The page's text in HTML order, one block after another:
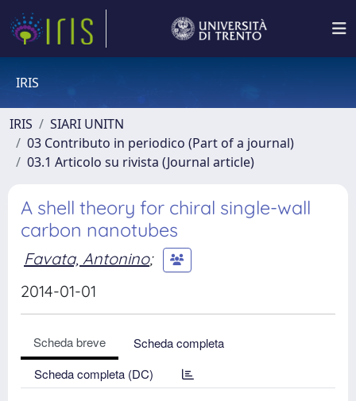
IRIS
IRIS
SIARI UNITN
03 Contributo in periodico (Part of a journal)
03.1 Articolo su rivista (Journal article)
A shell theory for chiral single-wall
carbon nanotubes
Favata, Antonino;
2014-01-01
Scheda breve
Scheda completa
Scheda completa (DC)